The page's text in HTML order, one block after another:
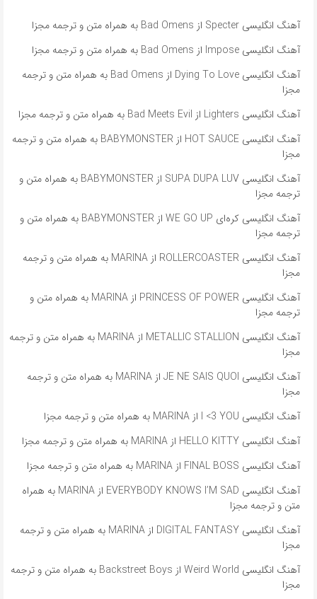
آهنگ انگلیسی Specter از Bad Omens به همراه متن و ترجمه مجزا
آهنگ انگلیسی Impose از Bad Omens به همراه متن و ترجمه مجزا
آهنگ انگلیسی Dying To Love از Bad Omens به همراه متن و ترجمه
مجزا
آهنگ انگلیسی Lighters از Bad Meets Evil به همراه متن و ترجمه مجزا
آهنگ انگلیسی HOT SAUCE از BABYMONSTER به همراه متن و ترجمه
مجزا
آهنگ انگلیسی SUPA DUPA LUV از BABYMONSTER به همراه متن و
ترجمه مجزا
آهنگ انگلیسی کره‌ای WE GO UP از BABYMONSTER به همراه متن و
ترجمه مجزا
آهنگ انگلیسی ROLLERCOASTER از MARINA به همراه متن و ترجمه
مجزا
آهنگ انگلیسی PRINCESS OF POWER از MARINA به همراه متن و
ترجمه مجزا
آهنگ انگلیسی METALLIC STALLION از MARINA به همراه متن و ترجمه
مجزا
آهنگ انگلیسی JE NE SAIS QUOI از MARINA به همراه متن و ترجمه
مجزا
آهنگ انگلیسی I <3 YOU از MARINA به همراه متن و ترجمه مجزا
آهنگ انگلیسی HELLO KITTY از MARINA به همراه متن و ترجمه مجزا
آهنگ انگلیسی FINAL BOSS از MARINA به همراه متن و ترجمه مجزا
آهنگ انگلیسی EVERYBODY KNOWS I’M SAD از MARINA به همراه
متن و ترجمه مجزا
آهنگ انگلیسی DIGITAL FANTASY از MARINA به همراه متن و ترجمه
مجزا
آهنگ انگلیسی Weird World از Backstreet Boys به همراه متن و ترجمه
مجزا